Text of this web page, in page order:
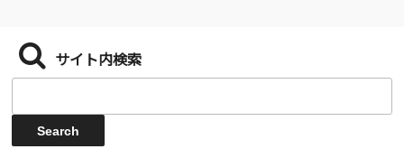
サイト内検索